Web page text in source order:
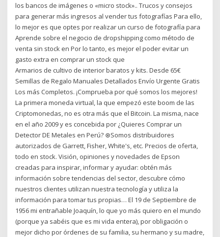
los bancos de imágenes o «micro stock».. Trucos y consejos
para generar más ingresos al vender tus fotografías Para ello,
lo mejor es que optes por realizar un curso de fotografía para
Aprende sobre el negocio de dropshipping como método de
venta sin stock en Por lo tanto, es mejor el poder evitar un
gasto extra en comprar un stock que
Armarios de cultivo de interior baratos y kits. Desde 65€
Semillas de Regalo Manuales Detallados Envío Urgente Gratis
Los más Completos. ¡Comprueba por qué somos los mejores!
La primera moneda virtual, la que empezó este boom de las
Criptomonedas, no es otra más que el Bitcoin. La misma, nace
en el año 2009 y es concebida por ¿Quieres Comprar un
Detector DE Metales en Perú? ⊛Somos distribuidores
autorizados de Garrett, Fisher, White's, etc. Precios de oferta,
todo en stock. Visión, opiniones y novedades de Epson
creadas para inspirar, informar y ayudar: obtén más
información sobre tendencias del sector, descubre cómo
nuestros clientes utilizan nuestra tecnología y utiliza la
información para tomar tus propias… El 19 de Septiembre de
1956 mi entrañable Joaquín, lo que yo más quiero en el mundo
(porque ya sabéis que es mi vida entera), por obligación o
mejor dicho por órdenes de su familia, su hermano y su madre,